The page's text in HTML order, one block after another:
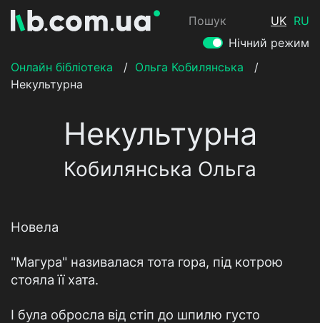
Пошук UK RU
Нічний режим
Онлайн бібліотека
/ Ольга Кобилянська
/
Некультурна
Некультурна
Кобилянська Ольга
Новела
"Магура" називалася тота гора, під котрою
стояла її хата.
І була обросла від стіп до шпилю густо